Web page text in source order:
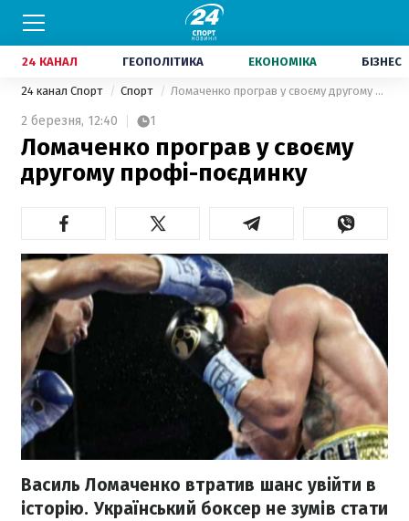
24 КАНАЛ ГЕОПОЛІТИКА ЕКОНОМІКА БІЗНЕС
24 канал Спорт Спорт Ломаченко програв у своєму другому профі-поєдинку
2 березня, 12:40 1
Ломаченко програв у своєму
другому профі-поєдинку
Василь Ломаченко втратив шанс увійти в
історію. Український боксер не зумів стати